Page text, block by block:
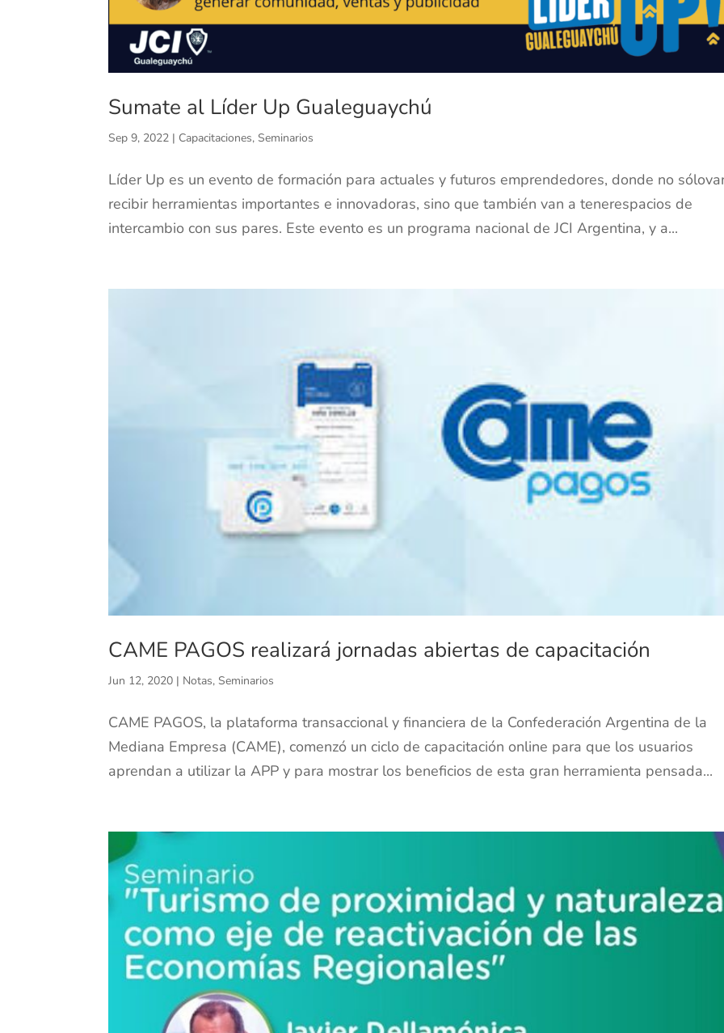
Sumate al Líder Up Gualeguaychú
Sep 9, 2022 | Capacitaciones,Seminarios
Líder Up es un evento de formación para actuales y futuros emprendedores, donde no
recibir herramientas importantes e innovadoras, sino que también van a tenerespacios de
intercambio con sus pares. Este evento es un programa nacional de JCI Argentina, y a...
CAME PAGOS realizará jornadas abiertas de capacitación
Jun 12, 2020 | Notas,Seminarios
CAME PAGOS, la plataforma transaccional y financiera de la Confederación Argentina de la
Mediana Empresa (CAME), comenzó un ciclo de capacitación online para que los usuarios
aprendan a utilizar la APP y para mostrar los beneficios de esta gran herramienta pensada...